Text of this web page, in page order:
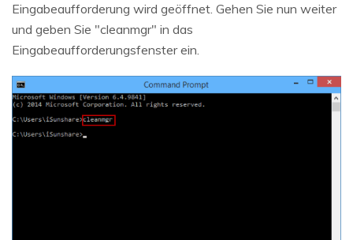
Eingabeaufforderung wird geöffnet. Gehen Sie nun weiter
und geben Sie "cleanmgr" in das
Eingabeaufforderungsfenster ein.